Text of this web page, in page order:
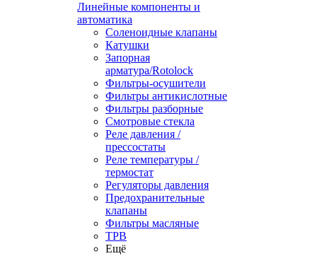
Линейные компоненты и
автоматика
Соленоидные клапаны
Катушки
Запорная
арматура/Rotolock
Фильтры-осушители
Фильтры антикислотные
Фильтры разборные
Смотровые стекла
Реле давления /
прессостаты
Реле температуры /
термостат
Регуляторы давления
Предохранительные
клапаны
Фильтры масляные
ТРВ
Ещё